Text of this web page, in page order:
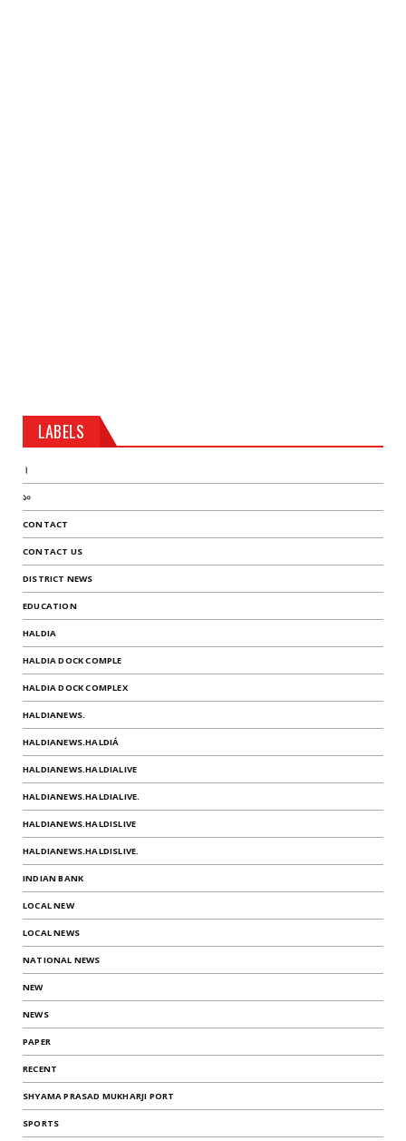
LABELS
।
১০
CONTACT
CONTACT US
DISTRICT NEWS
EDUCATION
HALDIA
HALDIA DOCK COMPLE
HALDIA DOCK COMPLEX
HALDIANEWS.
HALDIANEWS.HALDIÁ
HALDIANEWS.HALDIALIVE
HALDIANEWS.HALDIALIVE.
HALDIANEWS.HALDISLIVE
HALDIANEWS.HALDISLIVE.
INDIAN BANK
LOCAL NEW
LOCAL NEWS
NATIONAL NEWS
NEW
NEWS
PAPER
RECENT
SHYAMA PRASAD MUKHARJI PORT
SPORTS